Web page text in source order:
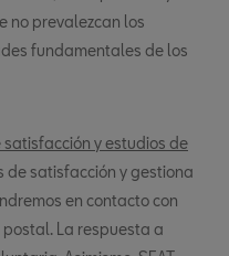
no prevalezcan los
fundamentales de los
y estudios de
de satisfacción y gestiona
en contacto con
La respuesta a